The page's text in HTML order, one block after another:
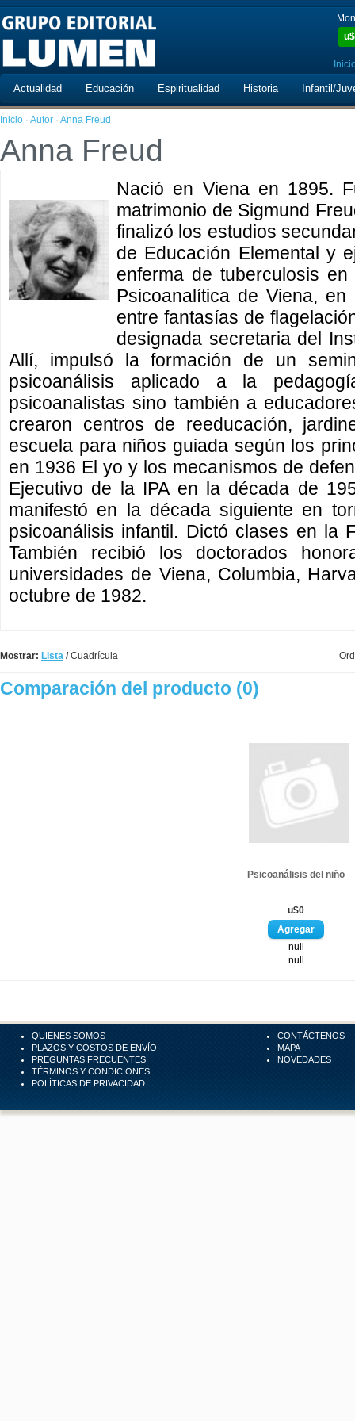
u$
Actualidad Educación Espiritualidad Historia Infantil/
Inicio · Autor · Anna Freud
Anna Freud
Nació en Viena en 1895.
matrimonio de Sigmund
finalizó los estudios
de Educación Elemental y
enferma de tuberculosis
Psicoanalítica de Viena,
entre fantasías de
designada secretaria del
Allí, impulsó la formación de un
psicoanálisis aplicado a la
psicoanalistas sino también a
crearon centros de reeducación,
escuela para niños guiada según los
en 1936 El yo y los mecanismos de
Ejecutivo de la IPA en la década de
manifestó en la década siguiente en
psicoanálisis infantil. Dictó clases en la
También recibió los doctorados
universidades de Viena, Columbia,
octubre de 1982.
Mostrar: Lista /Cuadrícula
Comparación del producto (0)
Psicoanálisis del niño
u$0
null
null
QUIENES SOMOS
PLAZOS Y COSTOS DE ENVÍO
PREGUNTAS FRECUENTES
TÉRMINOS Y CONDICIONES
POLÍTICAS DE PRIVACIDAD
CONTÁCTENOS
MAPA
NOVEDADES